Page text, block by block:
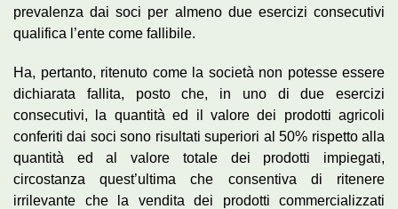
prevalenza dai soci per almeno due esercizi consecutivi
qualifica l’ente come fallibile.
Ha, pertanto, ritenuto come la società non potesse essere
dichiarata fallita, posto che, in uno di due esercizi
consecutivi, la quantità ed il valore dei prodotti agricoli
conferiti dai soci sono risultati superiori al 50% rispetto alla
quantità ed al valore totale dei prodotti impiegati,
circostanza quest’ultima che consentiva di ritenere
irrilevante che la vendita dei prodotti commercializzati